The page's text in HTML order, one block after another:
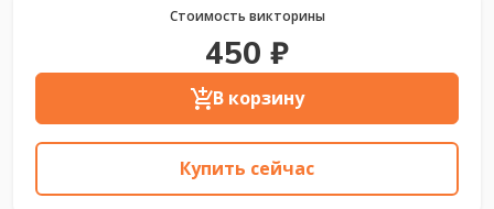
Стоимость викторины
450 ₽
В корзину
Купить сейчас